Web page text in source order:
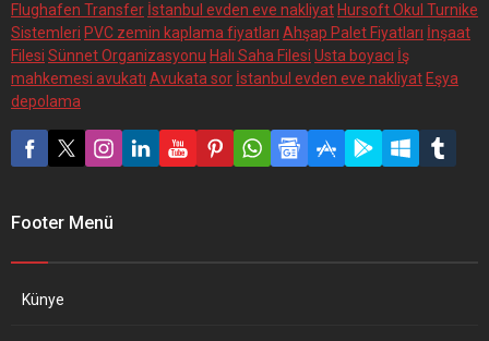
Flughafen Transfer İstanbul evden eve nakliyat Hursoft Okul Turnike
Sistemleri PVC zemin kaplama fiyatları Ahşap Palet Fiyatları İnşaat
Filesi Sünnet Organizasyonu Halı Saha Filesi Usta boyacı İş
mahkemesi avukatı Avukata sor İstanbul evden eve nakliyat Eşya
depolama
Footer Menü
Künye